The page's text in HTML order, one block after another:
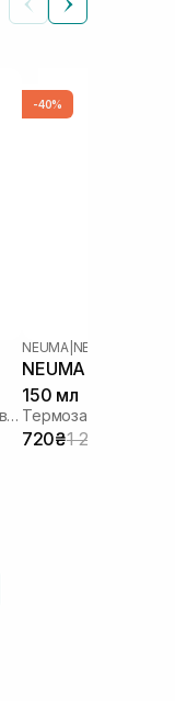
Несмывающаяся маска для восстановления волос
-40%
NEUMA| NEU STYLING
NEUMA Neu
150 мл
720₴1 200₴